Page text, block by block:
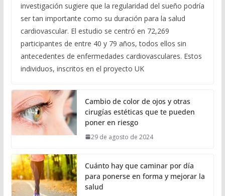
investigación sugiere que la regularidad del sueño podría
ser tan importante como su duración para la salud
cardiovascular. El estudio se centró en 72,269
participantes de entre 40 y 79 años, todos ellos sin
antecedentes de enfermedades cardiovasculares. Estos
individuos, inscritos en el proyecto UK
Cambio de color de ojos y otras
cirugías estéticas que te pueden
poner en riesgo
29 de agosto de 2024
Cuánto hay que caminar por día
para ponerse en forma y mejorar la
salud